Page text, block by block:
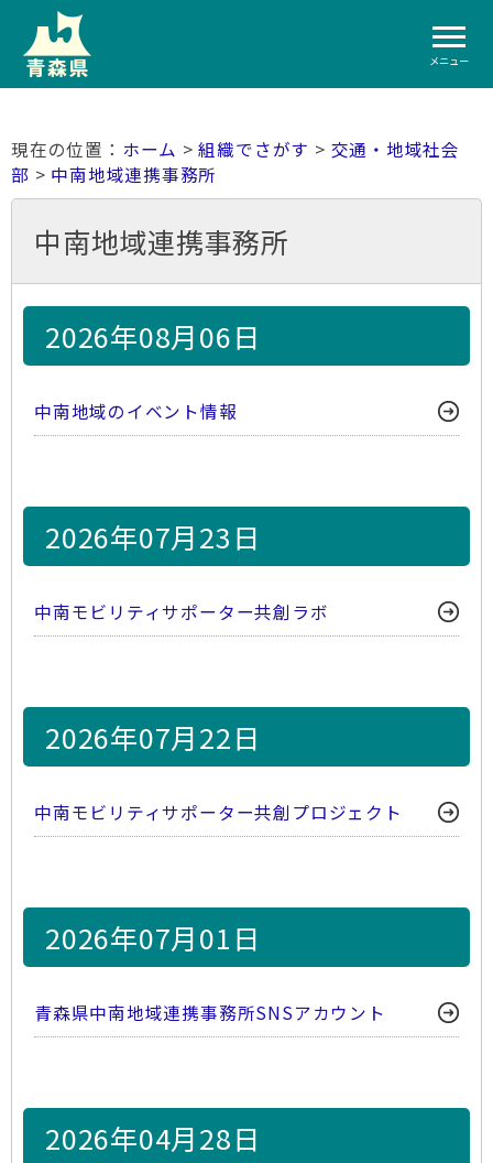
メニュー
ホーム >組織でさがす > 交通・地域社会
部 > 中南地域連携事務所
中南地域連携事務所
2026年08月06日
中南地域のイベント情報
2026年07月23日
中南モビリティサポーター共創ラボ
2026年07月22日
中南モビリティサポーター共創プロジェクト
2026年07月01日
青森県中南地域連携事務所SNSアカウント
2026年04月28日